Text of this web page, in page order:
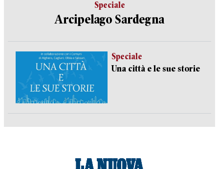
Speciale
Arcipelago Sardegna
Speciale
Una città e le sue storie